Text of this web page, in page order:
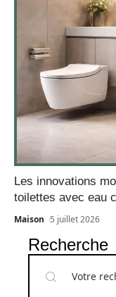
Les innovations
toilettes avec eau
Maison 5 juillet 2026
Recherche